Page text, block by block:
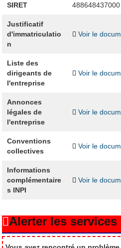
SIRET 488648437000
Justificatif
d'immatriculatio
n
Voir le
Liste des
dirigeants de
l'entreprise
Voir le
Annonces
légales de
l'entreprise
Voir le
Conventions
collectives
Voir le
Informations
complémentaire
s INPI
Voir le
Alerter les services